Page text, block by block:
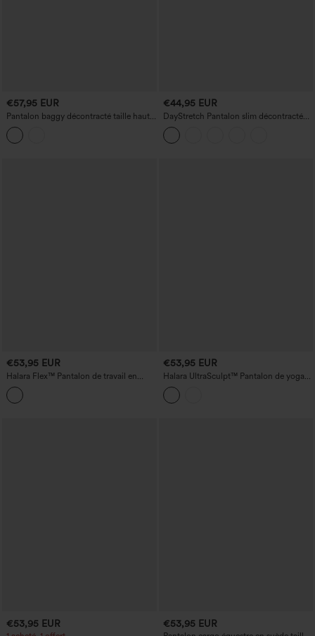
€57,95 EUR
Pantalon baggy décontracté taille haute
avec poches
€44,95 EUR
DayStretch Pantalon slim décontracté
taille haute avec poches décoratives,
longueur cheville
€53,95 EUR
Halara Flex™ Pantalon de travail en
crêpe, taille extra-haute, à plis, avec
poches et jambes larges
€53,95 EUR
Halara UltraSculpt™ Pantalon de yoga
taille haute à imprimé léopard, jambe
droite, dentelle contrastée, avec poches
€53,95 EUR €53,95 EUR